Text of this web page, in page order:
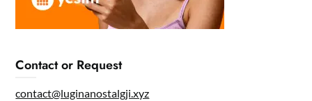
Contact or Request
contact@luginanostalgji.xyz